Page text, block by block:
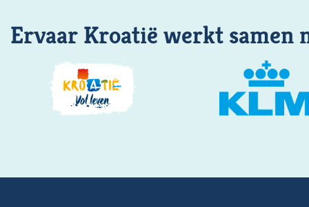
Ervaar Kroatië werkt samen